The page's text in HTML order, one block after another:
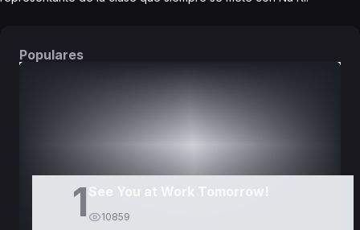
Populares
1 See You at Work Tomorrow!
10859